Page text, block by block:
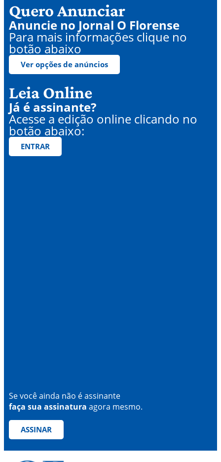
Quero Anunciar
Anuncie no Jornal O Florense
Para mais informações clique no
botão abaixo
Ver opções de anúncios
Leia Online
Já é assinante?
Acesse a edição online clicando no
botão abaixo:
ENTRAR
Se você ainda não é assinante
faça sua assinatura agora mesmo.
ASSINAR